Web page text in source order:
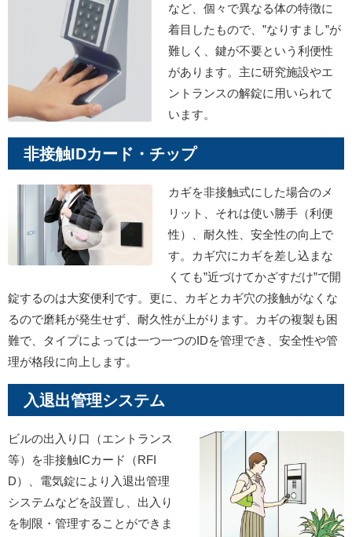
など、個々で異なる体の特徴に
着目したもので、”なりすまし”が
難しく、鍵が不要という利便性
があります。主に研究施設やエ
ントランスの解錠に用いられて
います。
非接触IDカード・チップ
カギを非接触式にした場合のメ
リット、それは使い勝手（利便
性）、耐久性、安全性の向上で
す。カギ穴にカギを差し込まな
くても”近づけてかざすだけ”で開
錠するのは大変便利です。更に、カギとカギ穴の接触がなくな
るので磨耗が発生せず、耐久性が上がります。カギの複製も困
難で、タイプによっては一つ一つのIDを管理でき、安全性や管
理が格段に向上します。
入退出管理システム
ビルの出入り口（エントランス
等）を非接触ICカード（RFI
D）、電気錠により入退出管理
システムなどを設置し、出入り
を制限・管理することができま